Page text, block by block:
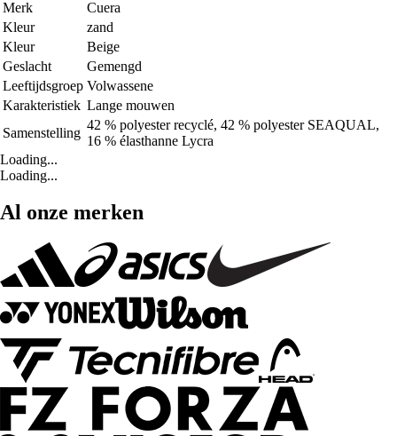
Merk
Cuera
Kleur
zand
Kleur
Beige
Geslacht
Gemengd
Leeftijdsgroep Volwassene
Karakteristiek Lange mouwen
Samenstelling
42 % polyester recyclé, 42 % polyester SEAQUAL,
16 % élasthanne Lycra
Loading...
Loading...
Al onze merken